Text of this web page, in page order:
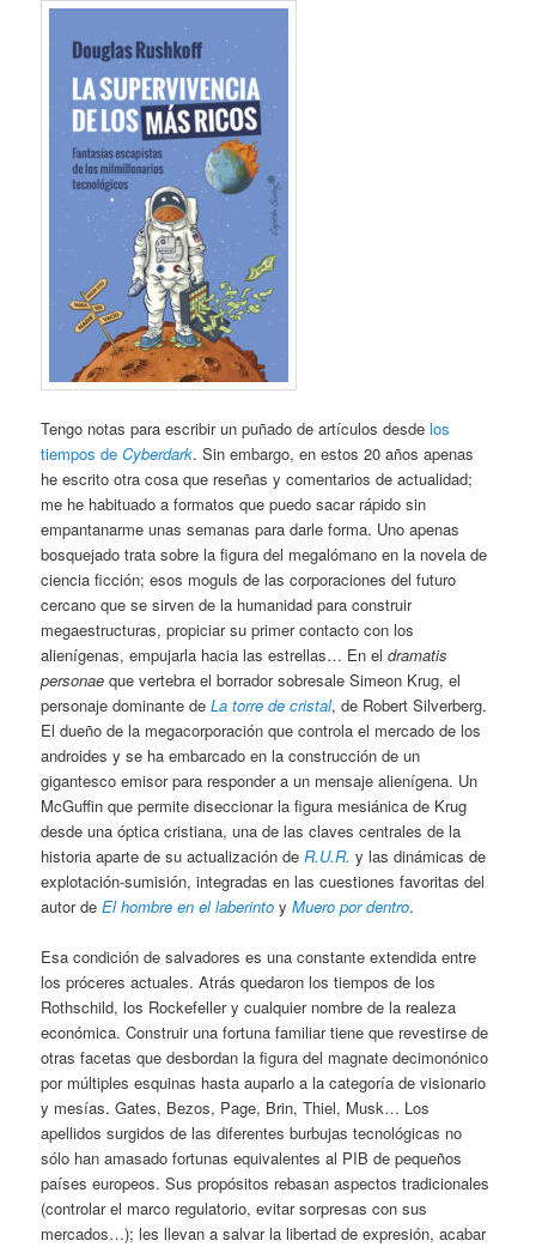
Tengo notas para escribir un puñado de artículos desdelos
tiempos deCyberdark. Sin embargo, en estos 20 años apenas
he escrito otra cosa que reseñas y comentarios de actualidad;
me he habituado a formatos que puedo sacar rápido sin
empantanarme unas semanas para darle forma. Uno apenas
bosquejado trata sobre la figura del megalómano en la novela de
ciencia ficción; esos moguls de las corporaciones del futuro
cercano que se sirven de la humanidad para construir
megaestructuras, propiciar su primer contacto con los
alienígenas, empujarla hacia las estrellas… En eldramatis
personae que vertebra el borrador sobresale Simeon Krug, el
personaje dominante deLa torre de cristal, de Robert Silverberg.
El dueño de la megacorporación que controla el mercado de los
androides y se ha embarcado en la construcción de un
gigantesco emisor para responder a un mensaje alienígena. Un
McGuffin que permite diseccionar la figura mesiánica de Krug
desde una óptica cristiana, una de las claves centrales de la
historia aparte de su actualización deR.U.R. y las dinámicas de
explotación-sumisión, integradas en las cuestiones favoritas del
autor deEl hombre en el laberinto yMuero por dentro.
Esa condición de salvadores es una constante extendida entre
los próceres actuales. Atrás quedaron los tiempos de los
Rothschild, los Rockefeller y cualquier nombre de la realeza
económica. Construir una fortuna familiar tiene que revestirse de
otras facetas que desbordan la figura del magnate decimonónico
por múltiples esquinas hasta auparlo a la categoría de visionario
y mesías. Gates, Bezos, Page, Brin, Thiel, Musk… Los
apellidos surgidos de las diferentes burbujas tecnológicas no
sólo han amasado fortunas equivalentes al PIB de pequeños
países europeos. Sus propósitos rebasan aspectos tradicionales
(controlar el marco regulatorio, evitar sorpresas con sus
mercados…); les llevan a salvar la libertad de expresión, acabar